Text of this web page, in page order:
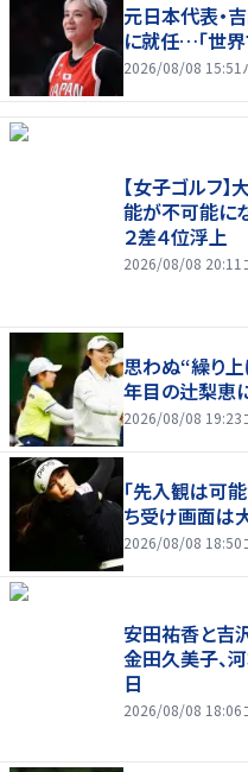
元日本代表・
に就任…「世
2026/08/08 15:51
【女子ゴルフ
能が不可能に
２差４位浮上
2026/08/08 20:11
思わぬ“繰り
年目の辻梨恵
2026/08/08 19:23
「先入観は可
ち受け画面は
2026/08/08 18:50
安田祐香と吉
金田久美子、
日
2026/08/08 18:06